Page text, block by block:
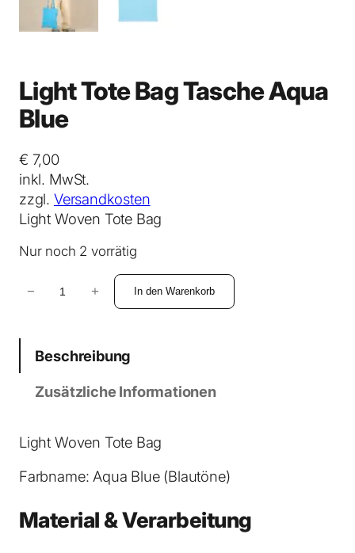
Light Tote Bag Tasche Aqua
Blue
€ 7,00
inkl. MwSt.
zzgl. Versandkosten
Light Woven Tote Bag
Nur noch 2 vorrätig
h
e
a
T
− + In den Warenkorb
Beschreibung
Zusätzliche Informationen
Light Woven Tote Bag
Farbname: Aqua Blue (Blautöne)
Material & Verarbeitung